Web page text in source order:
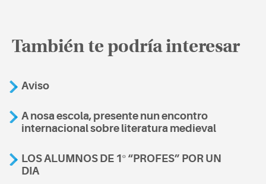
También te podría interesar
Aviso
A nosa escola, presente nun encontro
internacional sobre literatura medieval
LOS ALUMNOS DE 1º “PROFES” POR UN
DIA